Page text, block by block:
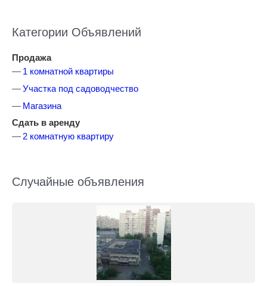
Категории Объявлений
Продажа
1 комнатной квартиры
Участка под садоводчество
Магазина
Сдать в аренду
2 комнатную квартиру
Случайные объявления